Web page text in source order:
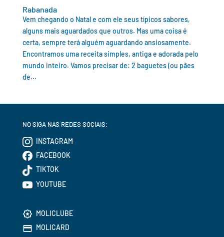
Rabanada
Vem chegando o Natal e com ele seus típicos sabores,
alguns mais aguardados que outros. Mas uma coisa é
certa, sempre terá alguém aguardando ansiosamente.
Encontramos uma receita simples, antiga e adorada pelo
mundo inteiro. Vamos precisar de: 2 baguetes (ou pães
de...
NO SIGA NAS REDES SOCIAIS:
INSTAGRAM
FACEBOOK
TIKTOK
YOUTUBE
MOLICLUBE
MOLICARD